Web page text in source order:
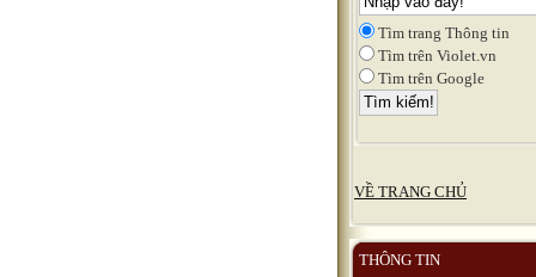
Tìm trang Thông tin
Tìm trên Violet.vn
Tìm trên Google
VỀ TRANG CHỦ
THÔNG TIN